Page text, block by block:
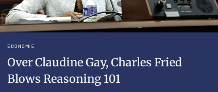
ECONOMIE
Over Claudine Gay, Charles Fried
Blows Reasoning 101